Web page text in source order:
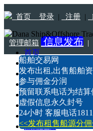
首页 登录 | 注册 |
管理邮箱 信息发布 |
首页
船舶转港·过户
船舶坞检·坞修·油漆
船价估算
船舶出售
船舶求购
船舶出租
船舶求租
船舶交易网
发布出租,出售船舶
参与佣金分润
预留联系电话为结算
虚假信息永久封号
24小时 客服电话
<<发布租售船源分